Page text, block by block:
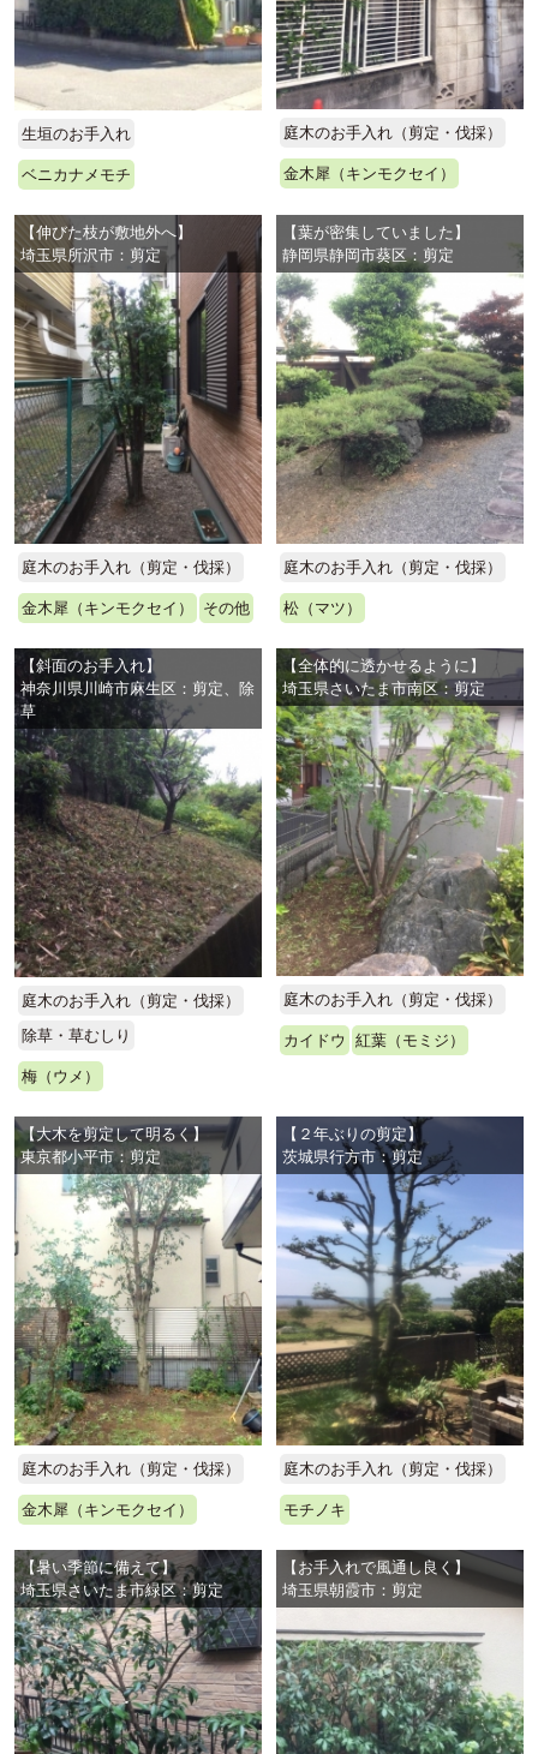
生垣のお手入れ
ベニカナメモチ
庭木のお手入れ（剪定・伐採）
金木犀（キンモクセイ）
【伸びた枝が敷地外へ】
埼玉県所沢市：剪定
庭木のお手入れ（剪定・伐採）
金木犀（キンモクセイ） その他
【葉が密集していました】
静岡県静岡市葵区：剪定
庭木のお手入れ（剪定・伐採）
松（マツ）
【斜面のお手入れ】
神奈川県川崎市麻生区：剪定、除
草
庭木のお手入れ（剪定・伐採）
除草・草むしり
梅（ウメ）
【全体的に透かせるように】
埼玉県さいたま市南区：剪定
庭木のお手入れ（剪定・伐採）
カイドウ 紅葉（モミジ）
【大木を剪定して明るく】
東京都小平市：剪定
庭木のお手入れ（剪定・伐採）
金木犀（キンモクセイ）
【２年ぶりの剪定】
茨城県行方市：剪定
庭木のお手入れ（剪定・伐採）
モチノキ
【暑い季節に備えて】
埼玉県さいたま市緑区：剪定
【お手入れで風通し良く】
埼玉県朝霞市：剪定